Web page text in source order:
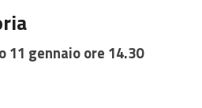
gennaio ore 14.30